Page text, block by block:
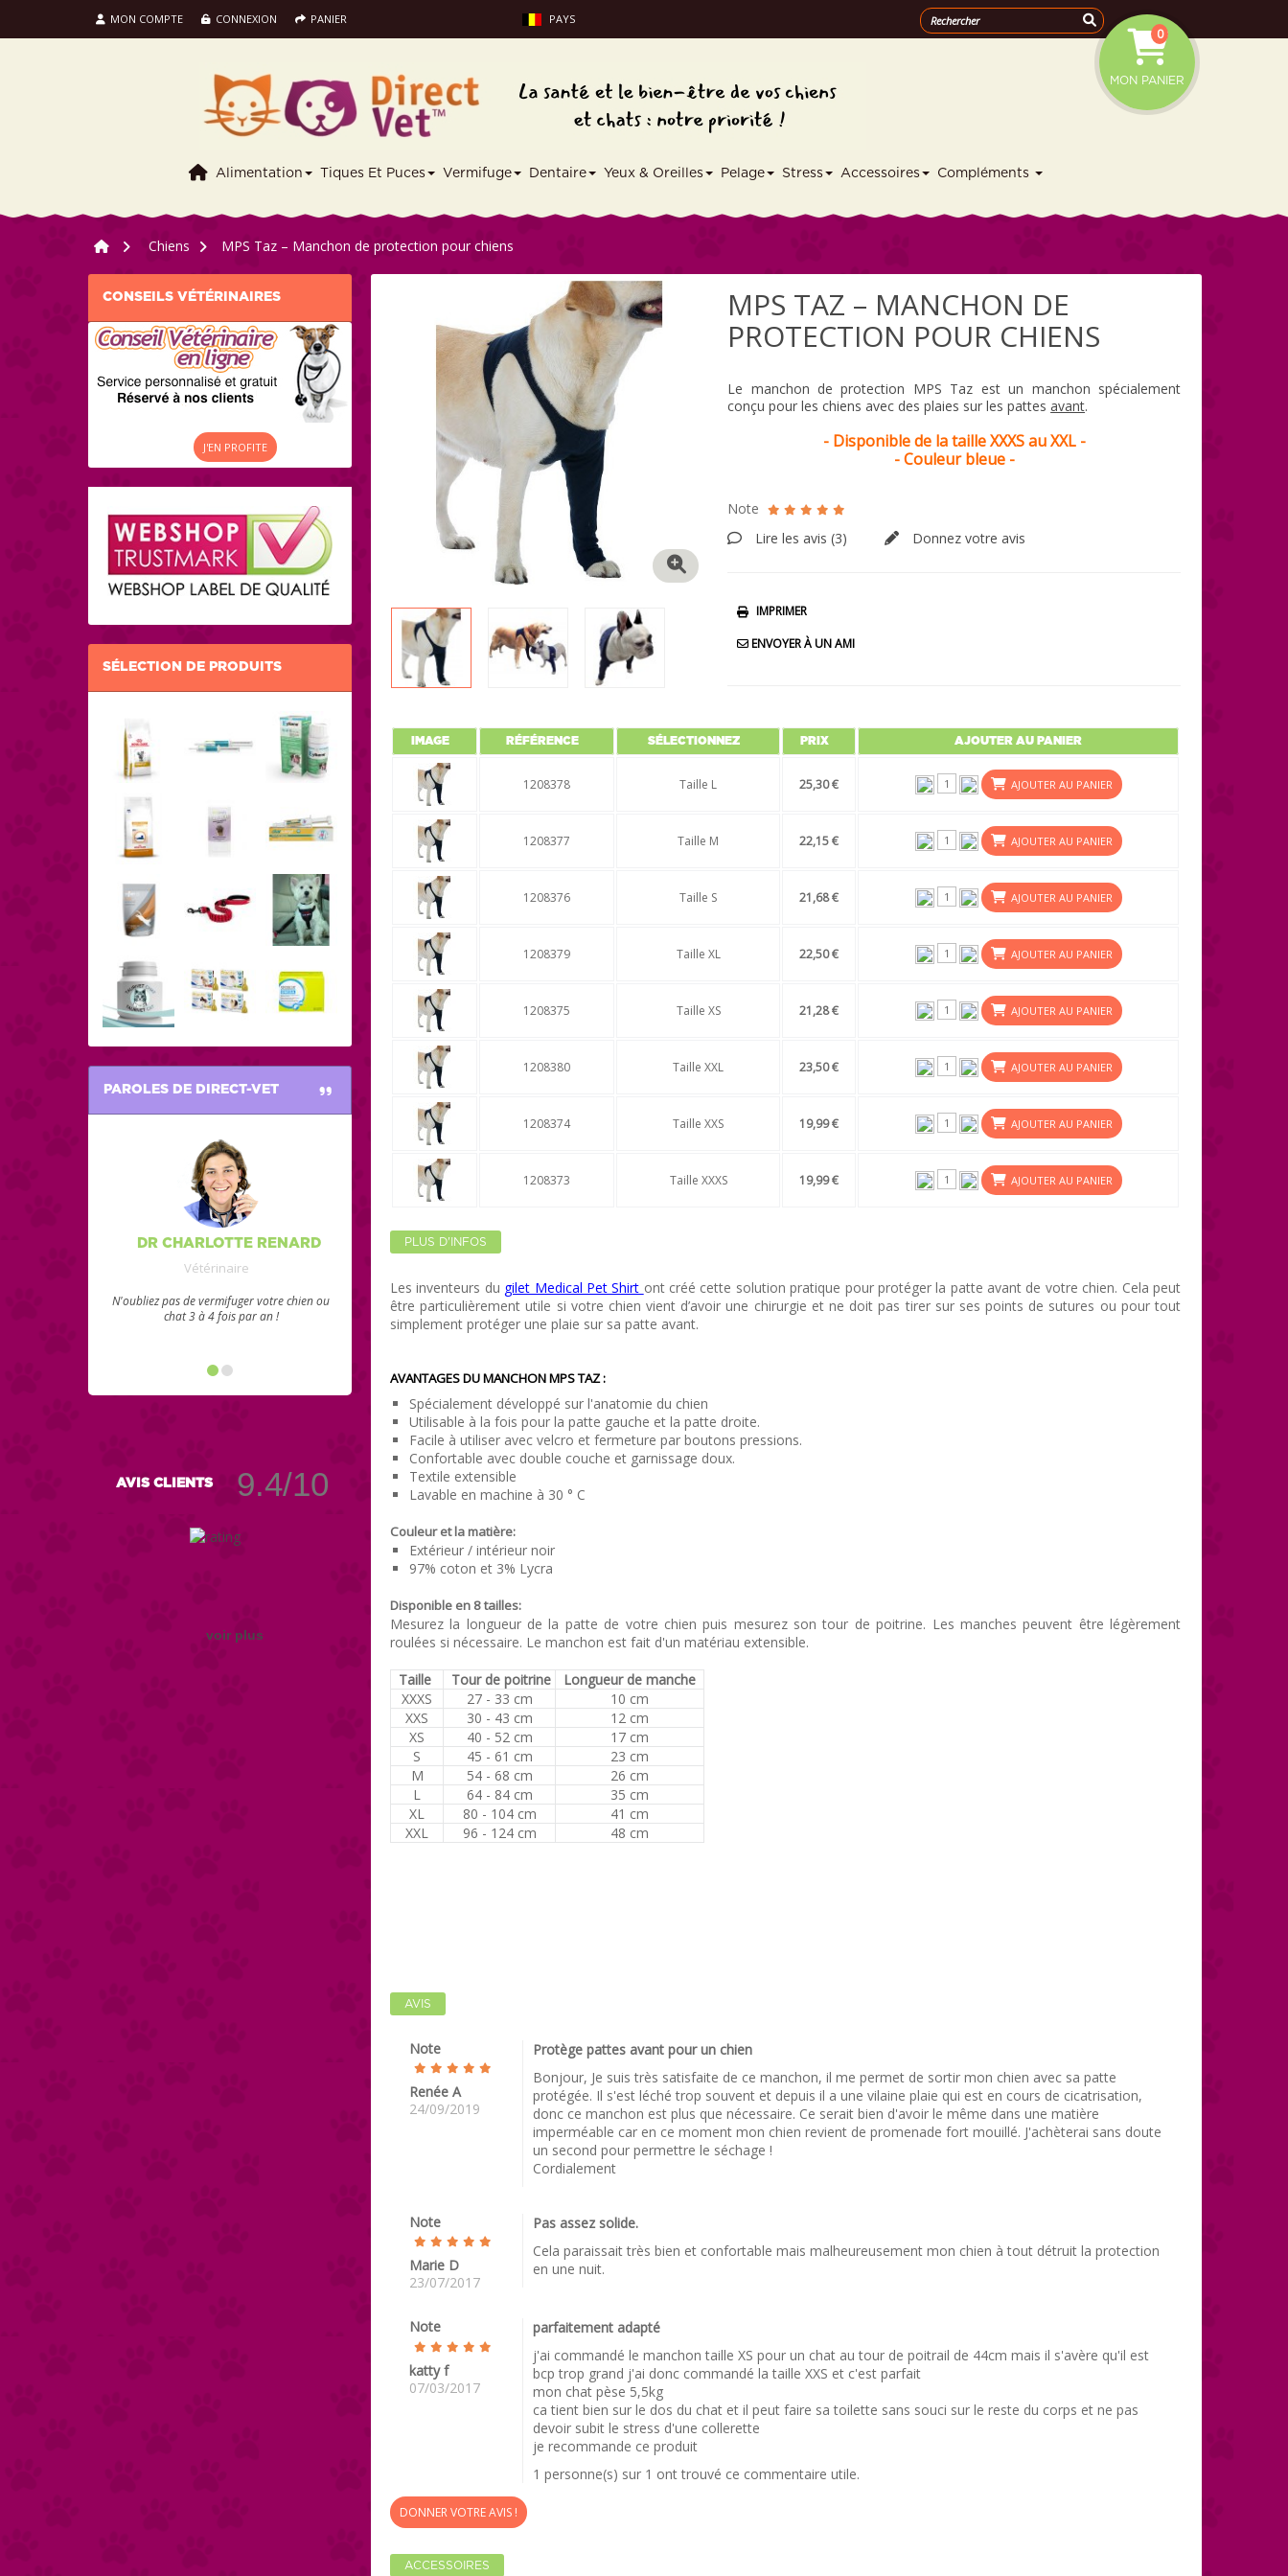
MON COMPTE CONNEXION PANIER PAYS
MON PANIER
0
Alimentation Tiques Et Puces Vermifuge Dentaire Yeux & Oreilles Pelage Stress Accessoires Compléments
> Chiens > MPS Taz – Manchon de protection pour chiens
CONSEILS VÉTÉRINAIRES
J'EN PROFITE
SÉLECTION DE PRODUITS
PAROLES DE DIRECT-VET
DR CHARLOTTE RENARD
Vétérinaire
N'oubliez pas de vermifuger votre chien ou
chat 3 à 4 fois par an !
AVIS CLIENTS 9.4/10
voir plus
MPS TAZ – MANCHON DE
PROTECTION POUR CHIENS
Le manchon de protection MPS Taz est un manchon spécialement
conçu pour les chiens avec des plaies sur les pattesavant.
- Disponible de la taille XXXS au XXL -
- Couleur bleue -
Note
Lire les avis (3) Donnez votre avis
IMPRIMER
ENVOYER À UN AMI
IMAGE RÉFÉRENCE SÉLECTIONNEZ PRIX AJOUTER AU PANIER
1208378 Taille L 25,30 € AJOUTER AU PANIER
1208377 Taille M 22,15 € AJOUTER AU PANIER
1208376 Taille S 21,68 € AJOUTER AU PANIER
1208379 Taille XL 22,50 € AJOUTER AU PANIER
1208375 Taille XS 21,28 € AJOUTER AU PANIER
1208380 Taille XXL 23,50 € AJOUTER AU PANIER
1208374 Taille XXS 19,99 € AJOUTER AU PANIER
1208373 Taille XXXS 19,99 € AJOUTER AU PANIER
PLUS D'INFOS
Les inventeurs du gilet Medical Pet Shirt ont créé cette solution pratique pour protéger la patte avant de votre chien. Cela peut
être particulièrement utile si votre chien vient d’avoir une chirurgie et ne doit pas tirer sur ses points de sutures ou pour tout
simplement protéger une plaie sur sa patte avant.
AVANTAGES DU MANCHON MPS TAZ :
Spécialement développé sur l'anatomie du chien
Utilisable à la fois pour la patte gauche et la patte droite.
Facile à utiliser avec velcro et fermeture par boutons pressions.
Confortable avec double couche et garnissage doux.
Textile extensible
Lavable en machine à 30 ° C
Couleur et la matière:
Extérieur / intérieur noir
97% coton et 3% Lycra
Disponible en 8 tailles:
Mesurez la longueur de la patte de votre chien puis mesurez son tour de poitrine. Les manches peuvent être légèrement
roulées si nécessaire. Le manchon est fait d'un matériau extensible.
Taille Tour de poitrine
Longueur de manche
XXXS
27 - 33 cm
10 cm
XXS
30 - 43 cm
12 cm
XS
40 - 52 cm
17 cm
S
45 - 61 cm
23 cm
M
54 - 68 cm
26 cm
L
64 - 84 cm
35 cm
XL
80 - 104 cm
41 cm
XXL
96 - 124 cm 48 cm
AVIS
Note
Renée A
24/09/2019
Protège pattes avant pour un chien
Bonjour, Je suis très satisfaite de ce manchon, il me permet de sortir mon chien avec sa patte
protégée. Il s'est léché trop souvent et depuis il a une vilaine plaie qui est en cours de cicatrisation,
donc ce manchon est plus que nécessaire. Ce serait bien d'avoir le même dans une matière
imperméable car en ce moment mon chien revient de promenade fort mouillé. J'achèterai sans doute
un second pour permettre le séchage !
Cordialement
Note
Marie D
23/07/2017
Pas assez solide.
Cela paraissait très bien et confortable mais malheureusement mon chien à tout détruit la protection
en une nuit.
Note
katty f
07/03/2017
parfaitement adapté
j'ai commandé le manchon taille XS pour un chat au tour de poitrail de 44cm mais il s'avère qu'il est
bcp trop grand j'ai donc commandé la taille XXS et c'est parfait
mon chat pèse 5,5kg
ca tient bien sur le dos du chat et il peut faire sa toilette sans souci sur le reste du corps et ne pas
devoir subit le stress d'une collerette
je recommande ce produit
1 personne(s) sur 1 ont trouvé ce commentaire utile.
DONNER VOTRE AVIS !
ACCESSOIRES